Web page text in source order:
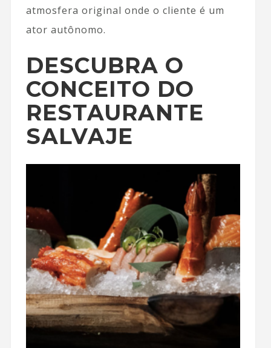
atmosfera original onde o cliente é um
ator autônomo.
DESCUBRA O
CONCEITO DO
RESTAURANTE
SALVAJE